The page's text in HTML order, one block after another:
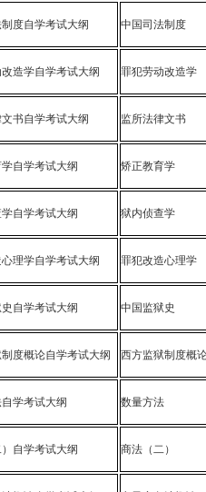
度自学考试大纲 中国司法制度
造学自学考试大纲 罪犯劳动改造学
书自学考试大纲 监所法律文书
自学考试大纲 矫正教育学
自学考试大纲 狱内侦查学
理学自学考试大纲 罪犯改造心理学
自学考试大纲 中国监狱史
度概论自学考试大纲 西方监狱制度概
学考试大纲 数量方法
自学考试大纲 商法（二）